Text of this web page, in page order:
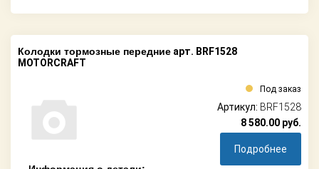
Колодки тормозные передние арт. BRF1528
MOTORCRAFT
Под заказ
Артикул: BRF1528
8 580.00 руб.
Подробнее